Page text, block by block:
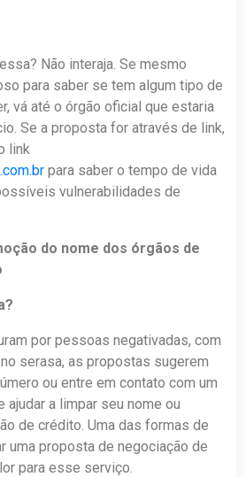
Não interaja. Se mesmo
para saber se tem algum tipo de
vá até o órgão oficial que estaria
Se a proposta for através de link,
link
para saber o tempo de vida
vulnerabilidades de
do nome dos órgãos de
por pessoas negativadas, com
serasa, as propostas sugerem
ou entre em contato com um
a limpar seu nome ou
de crédito. Uma das formas de
uma proposta de negociação de
para esse serviço.